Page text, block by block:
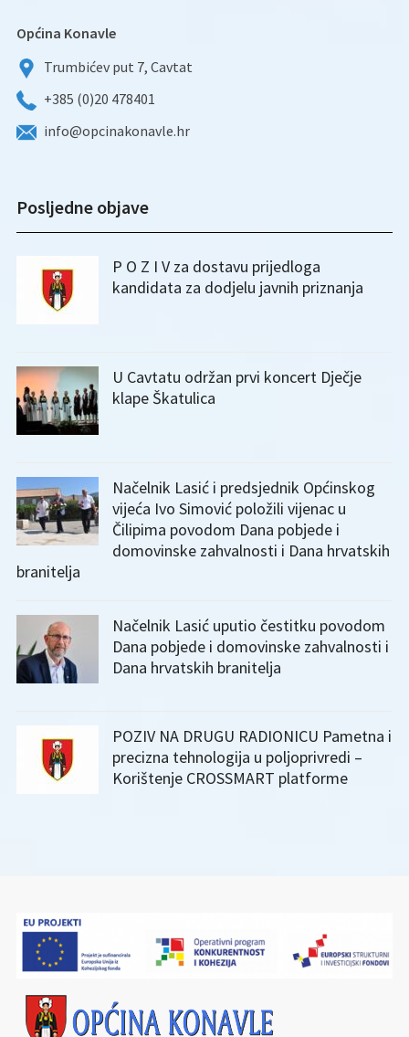
Općina Konavle
Trumbićev put 7, Cavtat
+385 (0)20 478401
info@opcinakonavle.hr
Posljedne objave
P O Z I V za dostavu prijedloga
kandidata za dodjelu javnih priznanja
U Cavtatu održan prvi koncert Dječje
klape Škatulica
Načelnik Lasić i predsjednik Općinskog
vijeća Ivo Simović položili vijenac u
Čilipima povodom Dana pobjede i
domovinske zahvalnosti i Dana hrvatskih
branitelja
Načelnik Lasić uputio čestitku povodom
Dana pobjede i domovinske zahvalnosti i
Dana hrvatskih branitelja
POZIV NA DRUGU RADIONICU Pametna i
precizna tehnologija u poljoprivredi –
Korištenje CROSSMART platforme